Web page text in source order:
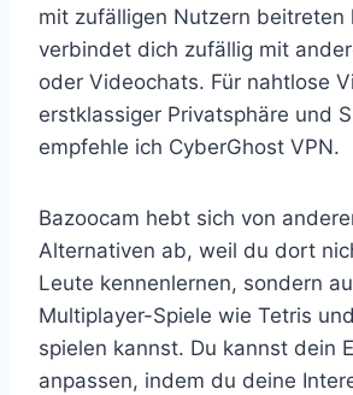
mit zufälligen Nutzern beitreten
verbindet dich zufällig mit
oder Videochats. Für nahtlose
erstklassiger Privatsphäre und
empfehle ich CyberGhost VPN.
Bazoocam hebt sich von
Alternativen ab, weil du dort
Leute kennenlernen, sondern
Multiplayer-Spiele wie Tetris
spielen kannst. Du kannst dein
anpassen, indem du deine